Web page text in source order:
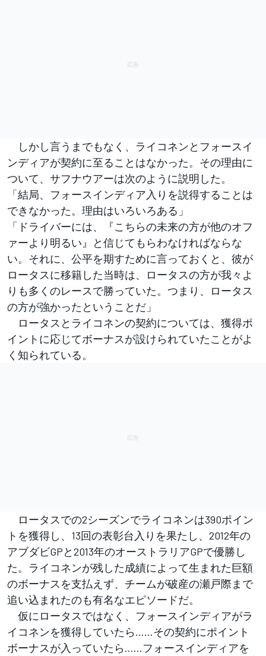
しかし言うまでもなく、ライコネンとフォースイ
ンディアが契約に至ることはなかった。その理由に
ついて、サフナウアーは次のように説明した。
「結局、フォースインディア入りを説得することは
できなかった。理由はいろいろある」
「ドライバーには、『こちらの未来の方が他のオフ
ァーより明るい』と信じてもらわなければならな
い。それに、公平を期すために言っておくと、彼が
ロータスに移籍した当時は、ロータスの方が我々よ
りも多くのレースで勝っていた。つまり、ロータス
の方が強かったということだ」
ロータスとライコネンの契約については、獲得ポ
イントに応じてボーナスが設けられていたことがよ
く知られている。
ロータスでの2シーズンでライコネンは390ポイン
トを獲得し、13回の表彰台入りを果たし、2012年の
アブダビGPと2013年のオーストラリアGPで優勝し
た。ライコネンが残した成績によって生まれた巨額
のボーナスを支払えず、チームが破産の瀬戸際まで
追い込まれたのも有名なエピソードだ。
仮にロータスではなく、フォースインディアがラ
イコネンを獲得していたら……その契約にポイント
ボーナスが入っていたら……フォースインディアを